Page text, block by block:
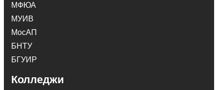
МФЮА
МУИВ
МосАП
БНТУ
БГУИР
Колледжи